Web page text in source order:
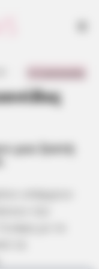
μια ζεστή